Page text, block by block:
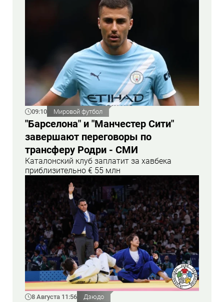
09:10 Мировой футбол
"Барселона" и "Манчестер Сити"
завершают переговоры по
трансферу Родри - СМИ
Каталонский клуб заплатит за хавбека
приблизительно € 55 млн
8 Августа 11:56 Дзюдо